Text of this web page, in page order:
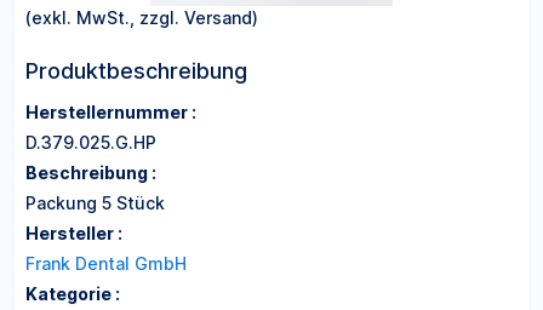
(exkl. MwSt., zzgl. Versand)
Produktbeschreibung
Herstellernummer :
D.379.025.G.HP
Beschreibung :
Packung 5 Stück
Hersteller :
Frank Dental GmbH
Kategorie :